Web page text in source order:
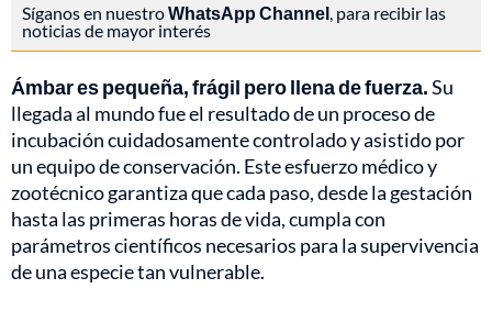
Síganos en nuestroWhatsApp Channel , para recibir las
noticias de mayor interés
Ámbar es pequeña, frágil pero llena de fuerza.Su
llegada al mundo fue el resultado de un proceso de
incubación cuidadosamente controlado y asistido por
un equipo de conservación. Este esfuerzo médico y
zootécnico garantiza que cada paso, desde la gestación
hasta las primeras horas de vida, cumpla con
parámetros científicos necesarios para la supervivencia
de una especie tan vulnerable.